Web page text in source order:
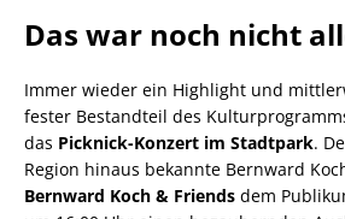
Das war noch nicht
Immer wieder ein Highlight und
fester Bestandteil des
das Picknick-Konzert im Stadtpark.
Region hinaus bekannte Bernward
Bernward Koch & Friends dem